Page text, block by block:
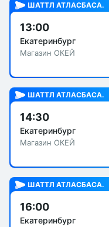
ШАТТЛ АТЛАСБАСА.
13:00
Екатеринбург
Магазин ОКЕЙ
ШАТТЛ АТЛАСБАСА.
14:30
Екатеринбург
Магазин ОКЕЙ
ШАТТЛ АТЛАСБАСА.
16:00
Екатеринбург